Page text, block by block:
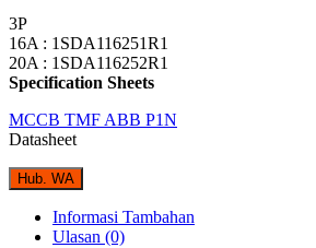
3P
16A : 1SDA116251R1
20A : 1SDA116252R1
Specification Sheets
MCCB TMF ABB P1N
Datasheet
Hub. WA
Informasi Tambahan
Ulasan (0)